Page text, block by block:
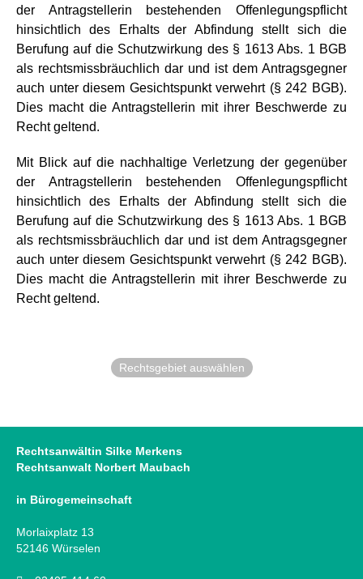
der Antragstellerin bestehenden Offenlegungspflicht
hinsichtlich des Erhalts der Abfindung stellt sich die
Berufung auf die Schutzwirkung des § 1613 Abs. 1 BGB
als rechtsmissbräuchlich dar und ist dem Antragsgegner
auch unter diesem Gesichtspunkt verwehrt (§ 242 BGB).
Dies macht die Antragstellerin mit ihrer Beschwerde zu
Recht geltend.
Mit Blick auf die nachhaltige Verletzung der gegenüber
der Antragstellerin bestehenden Offenlegungspflicht
hinsichtlich des Erhalts der Abfindung stellt sich die
Berufung auf die Schutzwirkung des § 1613 Abs. 1 BGB
als rechtsmissbräuchlich dar und ist dem Antragsgegner
auch unter diesem Gesichtspunkt verwehrt (§ 242 BGB).
Dies macht die Antragstellerin mit ihrer Beschwerde zu
Recht geltend.
Rechtsgebiet auswählen
Rechtsanwältin Silke Merkens
Rechtsanwalt Norbert Maubach
in Bürogemeinschaft
Morlaixplatz 13
52146 Würselen